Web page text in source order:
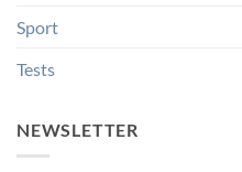
Sport
Tests
NEWSLETTER